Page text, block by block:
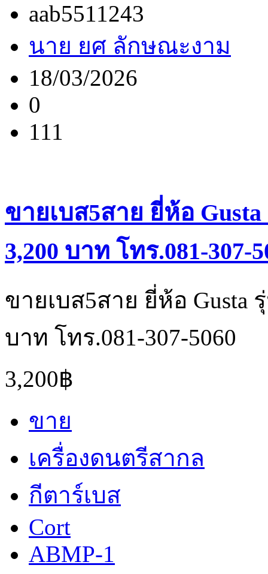
aab5511243
นาย ยศ ลักษณะงาม
18/03/2026
0
111
ขายเบส5สาย ยี่ห้อ
3,200 บาท โทร.081-307-
ขายเบส5สาย ยี่ห้อ Gusta
บาท โทร.081-307-5060
3,200฿
ขาย
เครื่องดนตรีสากล
กีตาร์เบส
Cort
ABMP-1